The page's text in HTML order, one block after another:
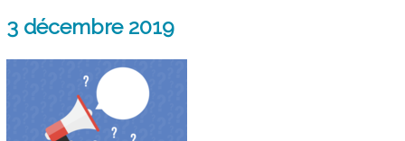
3 décembre 2019